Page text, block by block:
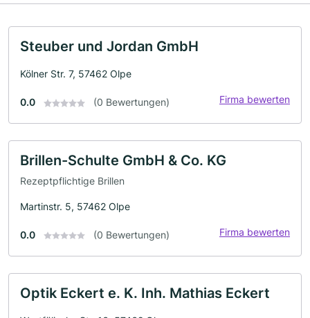
Steuber und Jordan GmbH
Kölner Str. 7, 57462 Olpe
0.0 (0 Bewertungen) Firma bewerten
Brillen-Schulte GmbH & Co. KG
Rezeptpflichtige Brillen
Martinstr. 5, 57462 Olpe
0.0 (0 Bewertungen) Firma bewerten
Optik Eckert e. K. Inh. Mathias Eckert